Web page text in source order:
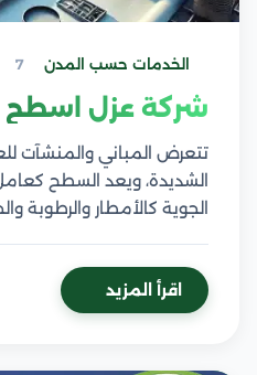
الخدمات حسب المدن 7
شركة عزل اسطح
تتعرض المباني والمنشآت
الشديدة، ويعد السطح
الجوية كالأمطار والرطوبة
اقرأ المزيد